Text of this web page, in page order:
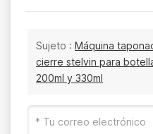
Sujeto : Máquina
cierre stelvin para
200ml y 330ml